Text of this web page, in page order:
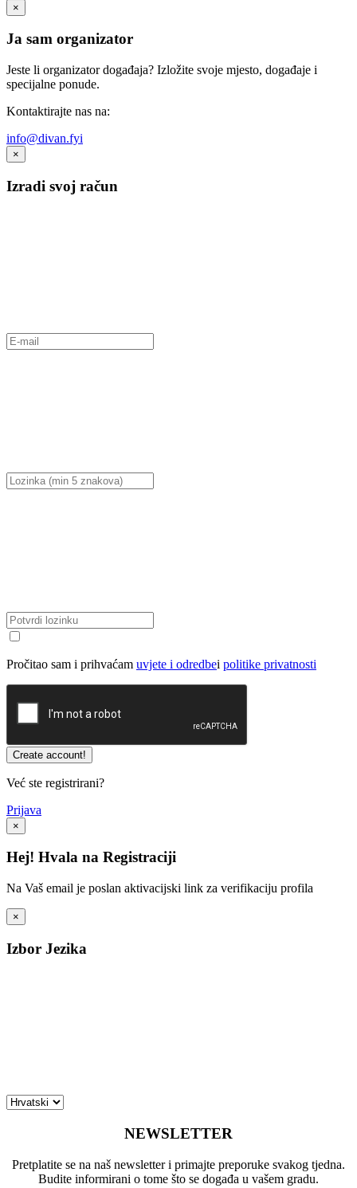
×
Ja sam organizator
Jeste li organizator događaja? Izložite svoje mjesto, događaje i
specijalne ponude.
Kontaktirajte nas na:
info@divan.fyi
×
Izradi svoj račun
Pročitao sam i prihvaćam uvjete i odredbei politike privatnosti
Već ste registrirani?
Prijava
×
Hej! Hvala na Registraciji
Na Vaš email je poslan aktivacijski link za verifikaciju profila
×
Izbor Jezika
NEWSLETTER
Pretplatite se na naš newsletter i primajte preporuke svakog tjedna.
Budite informirani o tome što se događa u vašem gradu.